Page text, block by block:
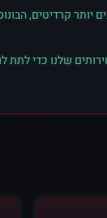
קרדיטים, הבונוס
שלנו כדי